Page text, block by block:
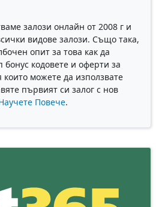
залози онлайн от 2008 г и
видове залози. Също така,
опит за това как да
кодовете и оферти за
които можете да използвате
първият си залог с нов
Повече.